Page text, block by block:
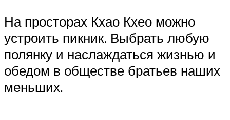
На просторах Кхао Кхео можно
устроить пикник. Выбрать любую
полянку и наслаждаться жизнью и
обедом в обществе братьев наших
меньших.